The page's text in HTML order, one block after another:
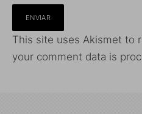
This site uses Akismet to
your comment data is